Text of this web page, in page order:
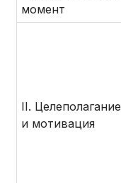
момент
II. Целеполагание
и мотивация